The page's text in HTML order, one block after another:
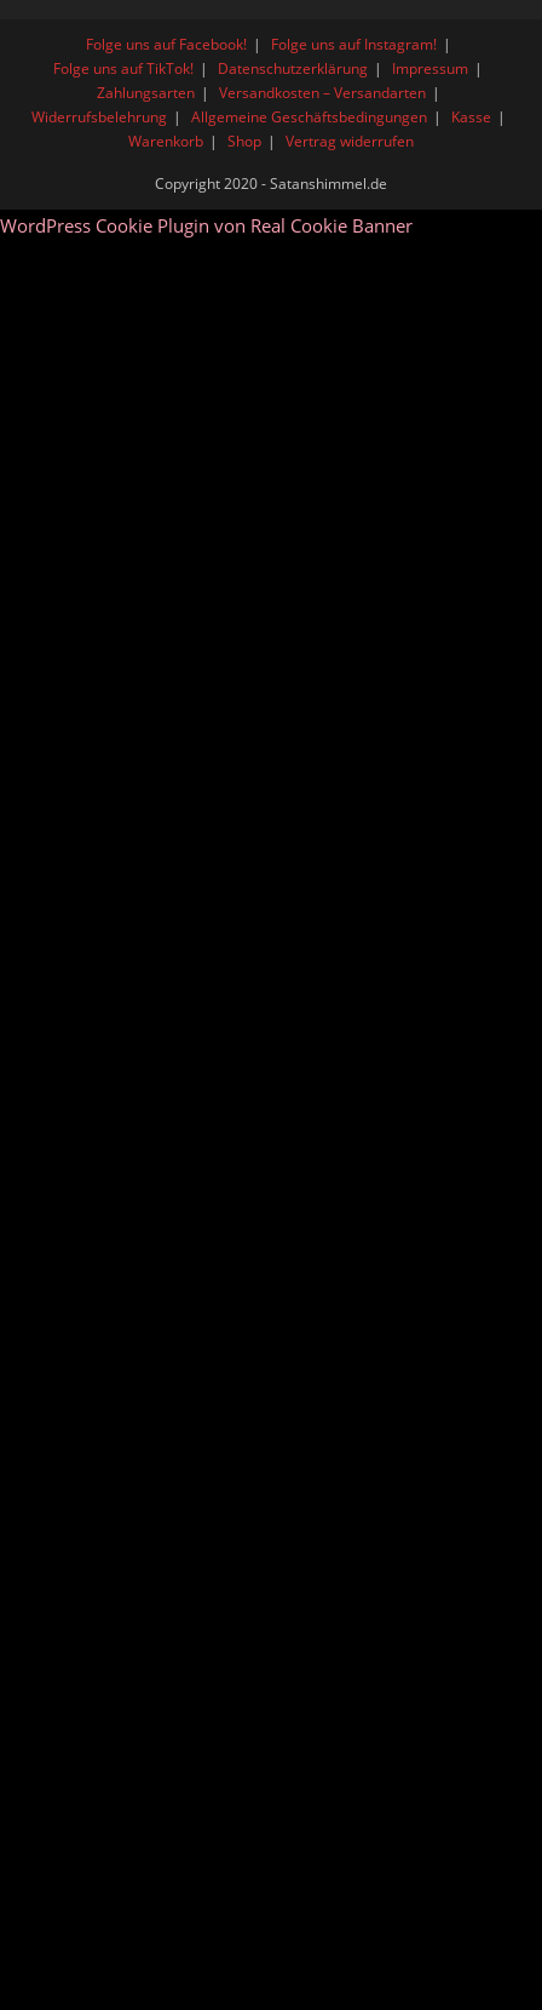
Folge uns auf Facebook!
Folge uns auf Instagram!
Folge uns auf TikTok!
Datenschutzerklärung
Impressum
Zahlungsarten
Versandkosten – Versandarten
Widerrufsbelehrung
Allgemeine Geschäftsbedingungen
Kasse
Warenkorb
Shop Vertrag widerrufen
Copyright 2020 - Satanshimmel.de
WordPress Cookie Plugin von Real Cookie Banner